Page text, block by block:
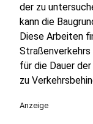
der zu
kann die
Diese Arbeiten
für die Dauer
zu
Anzeige